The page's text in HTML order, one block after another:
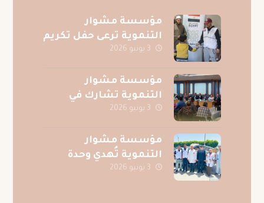
مؤسسة مشوار
التنموية ترعى حفل تكريم
حفظة القرآن الكريم
الجيزة
3 يونيو 2026
مؤسسة مشوار
التنموية تشارك في
احتفالية جوائز المسابقة
عقيدتي
3 يونيو 2026
مؤسسة مشوار
التنموية تُهدي وحدة
عناية فائقة متكاملة
3 يونيو 2026